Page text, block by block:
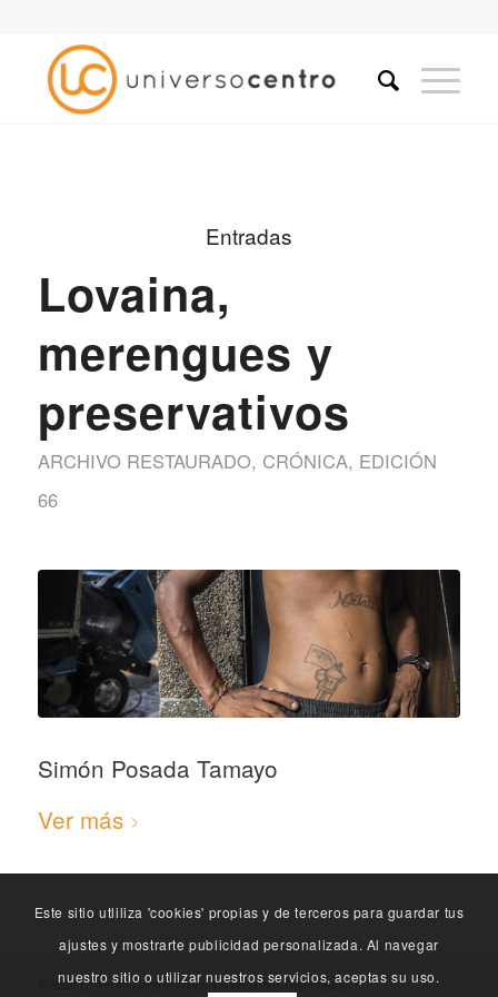
Entradas
Lovaina,
merengues y
preservativos
ARCHIVO RESTAURADO, CRÓNICA, EDICIÓN
66
Simón Posada Tamayo
Ver más
© 2020 Universo Centro. Todos los derechos reservados. -
Este sitio utliliza 'cookies' propias y de terceros para guardar tus
ajustes y mostrarte publicidad personalizada. Al navegar
nuestro sitio o utilizar nuestros servicios, aceptas su uso.